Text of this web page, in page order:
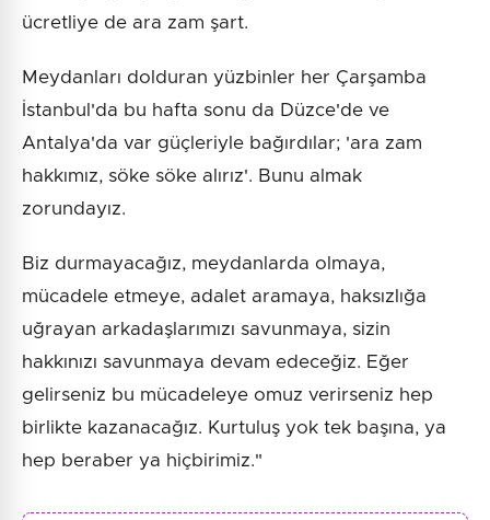
ücretliye de ara zam şart.
Meydanları dolduran yüzbinler her Çarşamba
İstanbul'da bu hafta sonu da Düzce'de ve
Antalya'da var güçleriyle bağırdılar; 'ara zam
hakkımız, söke söke alırız'. Bunu almak
zorundayız.
Biz durmayacağız, meydanlarda olmaya,
mücadele etmeye, adalet aramaya, haksızlığa
uğrayan arkadaşlarımızı savunmaya, sizin
hakkınızı savunmaya devam edeceğiz. Eğer
gelirseniz bu mücadeleye omuz verirseniz hep
birlikte kazanacağız. Kurtuluş yok tek başına, ya
hep beraber ya hiçbirimiz."